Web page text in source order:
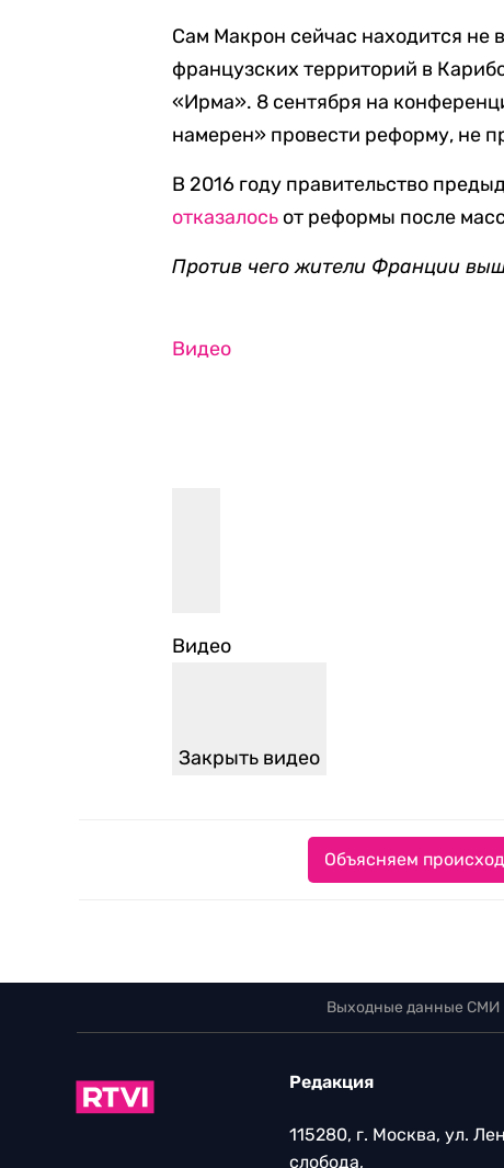
Сам Макрон сейчас находится не
французских территорий в
«Ирма». 8 сентября на
намерен» провести реформу, не
В 2016 году правительство
отказалось от реформы после
Против чего жители Франции
Видео
Видео
Закрыть видео
Объясняем
Выходные данные СМИ
Редакция
115280, г. Москва, ул.
слобода,